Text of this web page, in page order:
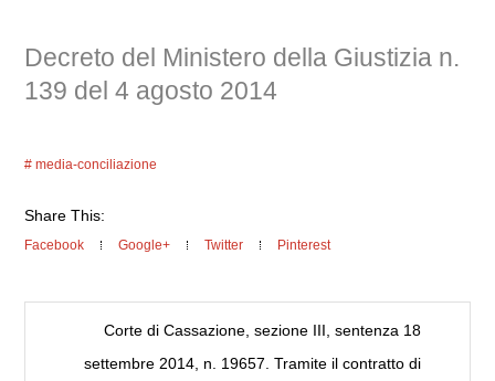
Decreto del Ministero della Giustizia n.
139 del 4 agosto 2014
media-conciliazione
Share This:
Facebook Google+ Twitter Pinterest
Corte di Cassazione, sezione III, sentenza 18
settembre 2014, n. 19657. Tramite il contratto di